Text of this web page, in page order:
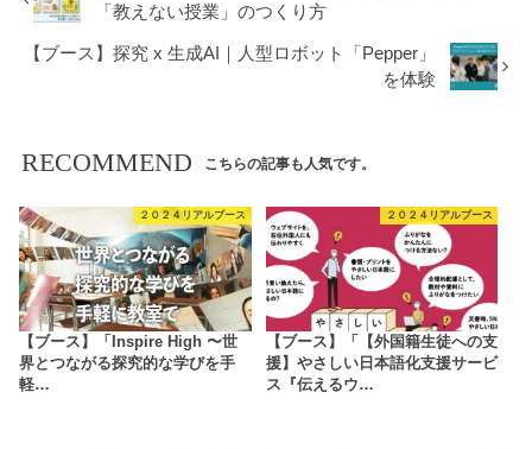
「教えない授業」のつくり方
【ブース】探究 x 生成AI｜人型ロボット「Pepper」
を体験
RECOMMEND こちらの記事も人気です。
２０２４リアルブース
【ブース】「Inspire High 〜世
界とつながる探究的な学びを手
軽…
２０２４リアルブース
【ブース】「【外国籍生徒への支
援】やさしい日本語化支援サービ
ス『伝えるウ…